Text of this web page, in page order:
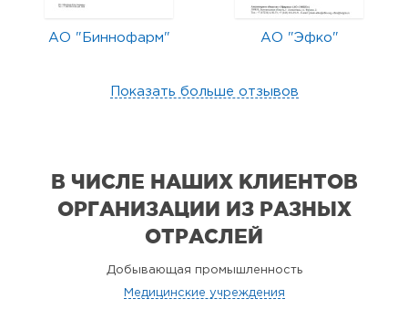
АО "Биннофарм" АО "Эфко"
Показать больше отзывов
В ЧИСЛЕ НАШИХ КЛИЕНТОВ
ОРГАНИЗАЦИИ ИЗ РАЗНЫХ
ОТРАСЛЕЙ
Добывающая промышленность
Медицинские учреждения